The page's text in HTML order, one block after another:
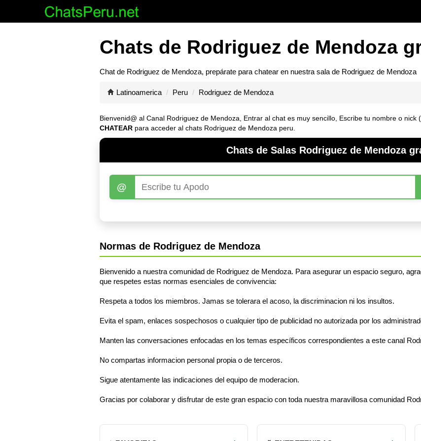
Chats de Rodriguez de Mendoza
Chat de Rodriguez de Mendoza, prepárate para chatear en nuestra sala de Rodriguez de Mendoza
Latinoamerica Peru Rodriguez de Mendoza
Bienvenid@ al Canal Rodriguez de Mendoza , Entrar al chat es muy sencillo, Escribe tu nombre o
CHATEAR para acceder al chats Rodriguez de Mendoza peru.
Chats de Salas Rodriguez de Mendoza
@
Normas de Rodriguez de Mendoza
Bienvenido a nuestra comunidad de Rodriguez de Mendoza. Para asegurar un espacio seguro,
que respetes estas normas esenciales de convivencia:
Respeta a todos los miembros. Jamas se tolerara el acoso, la discriminacion ni los insultos.
Evita el spam, enlaces sospechosos o cualquier tipo de publicidad no autorizada por los
Manten las conversaciones enfocadas en los temas específicos correspondientes a este canal
No compartas informacion personal propia o de terceros.
Sigue atentamente las indicaciones del equipo de moderacion.
Gracias por colaborar y disfrutar de este gran espacio con toda nuestra maravillosa comunidad